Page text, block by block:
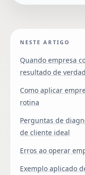
NESTE ARTIGO
Quando empresa
resultado de
Como aplicar
rotina
Perguntas de
de cliente ideal
Erros ao operar
Exemplo aplicado